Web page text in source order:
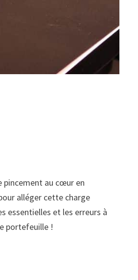
pincement au cœur en
alléger cette charge
essentielles et les erreurs à
portefeuille !